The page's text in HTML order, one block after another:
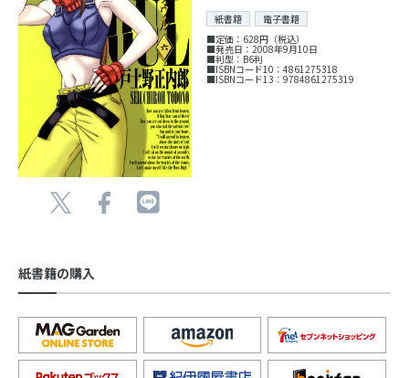
紙書籍
電子書籍
■定価：628円（税込）
■発売日：2008年9月10日
■判型：B6判
■ISBNコード10：4861275318
■ISBNコード13：9784861275319
紙書籍の購入